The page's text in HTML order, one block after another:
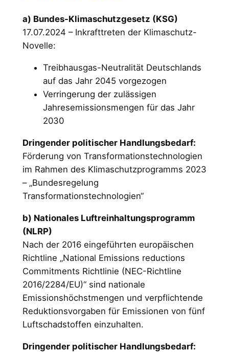
a) Bundes-Klimaschutzgesetz (KSG)
17.07.2024 – Inkrafttreten der Klimaschutz-
Novelle:
Treibhausgas-Neutralität Deutschlands
auf das Jahr 2045 vorgezogen
Verringerung der zulässigen
Jahresemissionsmengen für das Jahr
2030
Dringender politischer Handlungsbedarf:
Förderung von Transformationstechnologien
im Rahmen des Klimaschutzprogramms 2023
– „Bundesregelung
Transformationstechnologien“
b) Nationales Luftreinhaltungsprogramm
(NLRP)
Nach der 2016 eingeführten europäischen
Richtline „National Emissions reductions
Commitments Richtlinie (NEC-Richtline
2016/2284/EU)“ sind nationale
Emissionshöchstmengen und verpflichtende
Reduktionsvorgaben für Emissionen von fünf
Luftschadstoffen einzuhalten.
Dringender politischer Handlungsbedarf: